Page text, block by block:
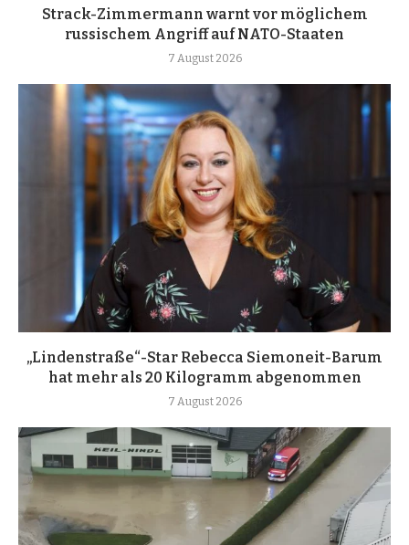
Strack-Zimmermann warnt vor möglichem
russischem Angriff auf NATO-Staaten
7 August 2026
„Lindenstraße“-Star Rebecca Siemoneit-Barum
hat mehr als 20 Kilogramm abgenommen
7 August 2026